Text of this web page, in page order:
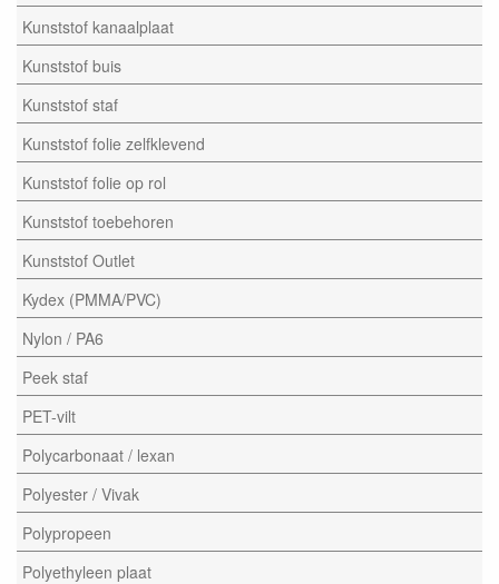
Kunststof kanaalplaat
Kunststof buis
Kunststof staf
Kunststof folie zelfklevend
Kunststof folie op rol
Kunststof toebehoren
Kunststof Outlet
Kydex (PMMA/PVC)
Nylon / PA6
Peek staf
PET-vilt
Polycarbonaat / lexan
Polyester / Vivak
Polypropeen
Polyethyleen plaat